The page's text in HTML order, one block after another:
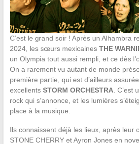
C’est le grand soir ! Après un Alhambra
2024, les sœurs mexicaines THE
un Olympia tout aussi rempli, et ce dès
On a rarement vu autant de monde
première partie, qui est d’ailleurs
excellents STORM ORCHESTRA. C’est
rock qui s’annonce, et les lumières
place à la musique.
Ils connaissent déjà les lieux, après leur
STONE CHERRY et Ayron Jones en